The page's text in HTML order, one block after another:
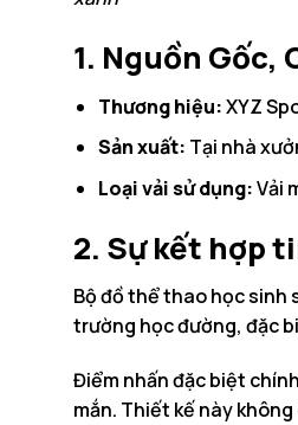
1. Nguồn Gốc,
Thương hiệu:XYZ
Sản xuất: Tại nhà
Loại vải sử dụng:Vải
2. Sự kết hợp
Bộ đồ thể thao học sinh
trường học đường, đặc
Điểm nhấn đặc biệt
mắn. Thiết kế này